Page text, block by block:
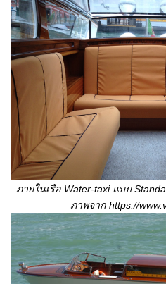
ภายในเรือ Water-taxi แบบ
ภาพจาก https://